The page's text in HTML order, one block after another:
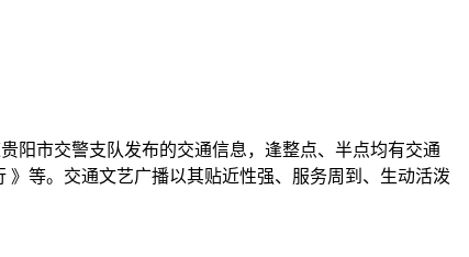
阳市交警支队发布的交通信息，逢整点、半点均有交通
等。交通文艺广播以其贴近性强、服务周到、生动活泼